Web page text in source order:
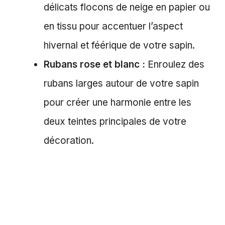
délicats flocons de neige en papier ou
en tissu pour accentuer l’aspect
hivernal et féérique de votre sapin.
Rubans rose et blanc : Enroulez des
rubans larges autour de votre sapin
pour créer une harmonie entre les
deux teintes principales de votre
décoration.